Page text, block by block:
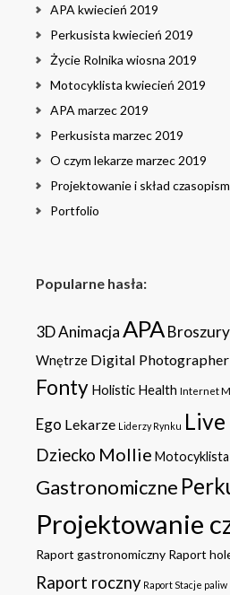
APA kwiecień 2019
Perkusista kwiecień 2019
Życie Rolnika wiosna 2019
Motocyklista kwiecień 2019
APA marzec 2019
Perkusista marzec 2019
O czym lekarze marzec 2019
Projektowanie i skład czasopism
Portfolio
Popularne hasła:
3DAnimacjaAPABroszury
Wnętrze Digital Photographer
Fonty Holistic Health Internet
Ego Lekarze Liderzy Rynku Live
Dziecko Mollie Motocyklista
Gastronomiczne
Projektowanie
Raport gastronomiczny Raport
Raport roczny Raport Stacje paliw